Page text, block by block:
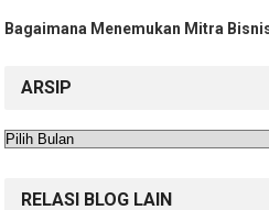
Bagaimana Menemukan Mitra
ARSIP
Arsip
RELASI BLOG LAIN